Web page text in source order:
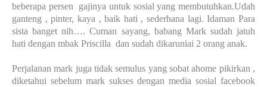
beberapa persen
gajinya untuk sosial yang membutuhkan.Udah
ganteng , pinter, kaya , baik hati , sederhana lagi. Idaman Para
sista banget nih…. Cuman sayang, babang Mark sudah jatuh
hati dengan mbak Priscilla dan sudah dikaruniai 2 orang anak.
Perjalanan mark juga tidak semulus yang sobat ahome pikirkan ,
diketahui sebelum mark sukses dengan media sosial facebook